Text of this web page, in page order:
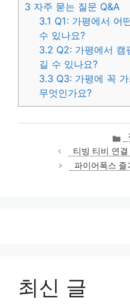
3 자주 묻는 질문 Q&A
3.1 Q1: 가평에서 어
수 있나요?
3.2 Q2: 가평에서 캠
길 수 있나요?
3.3 Q3: 가평에 꼭
무엇인가요?
티빙 티비 연
파이어폭스 즐
최신 글